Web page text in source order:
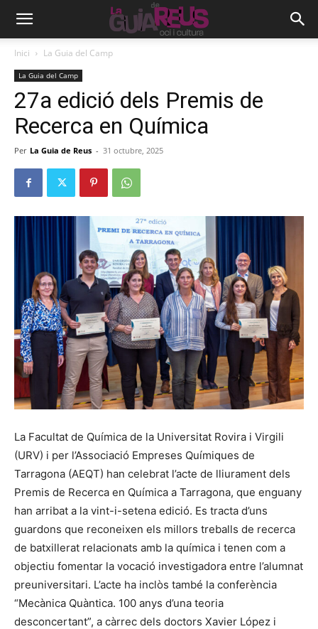
Inici La Guia del Camp
La Guia del Camp
27a edició dels Premis de
Recerca en Química
Per La Guia de Reus - 31 octubre, 2025
La Facultat de Química de la Universitat Rovira i Virgili
(URV) i per l’Associació Empreses Químiques de
Tarragona (AEQT) han celebrat l’acte de lliurament dels
Premis de Recerca en Química a Tarragona, que enguany
han arribat a la vint-i-setena edició. Es tracta d’uns
guardons que reconeixen els millors treballs de recerca
de batxillerat relacionats amb la química i tenen com a
objectiu fomentar la vocació investigadora entre l’alumnat
preuniversitari. L’acte ha inclòs també la conferència
“Mecànica Quàntica. 100 anys d’una teoria
desconcertant”, a càrrec dels doctors Xavier López i